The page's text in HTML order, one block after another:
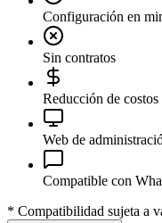
Configuración en
Sin contratos
Reducción de costos
Web de
Compatible con
* Compatibilidad sujeta a